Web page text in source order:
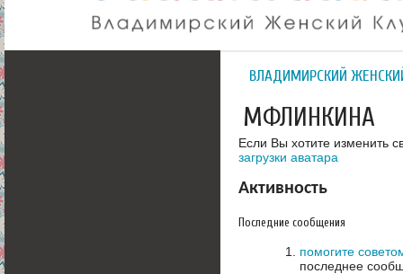
ВЛАДИМИРСКИЙ
МФЛИНКИНА
Если Вы хотите изменить
загрузки аватара
Активность
Последние сообщения
помогите
последнее